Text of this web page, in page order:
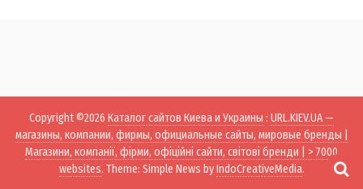
Copyright ©2026 Каталог сайтов Киева и Украины : URL.KIEV.UA —
магазины, компании, фирмы, официальные сайты, мировые бренды |
Магазини, компанії, фірми, офіційні сайти, світові бренди | > 7000
websites. Theme: Simple News byIndoCreativeMedia.